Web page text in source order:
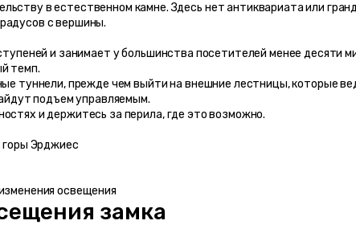
в естественном камне. Здесь нет антиквариата или
с вершины.
темп.
туннели, прежде чем выйти на внешние лестницы, которые
подъем управляемым.
и держитесь за перила, где это возможно.
Эрджиес
освещения
замка